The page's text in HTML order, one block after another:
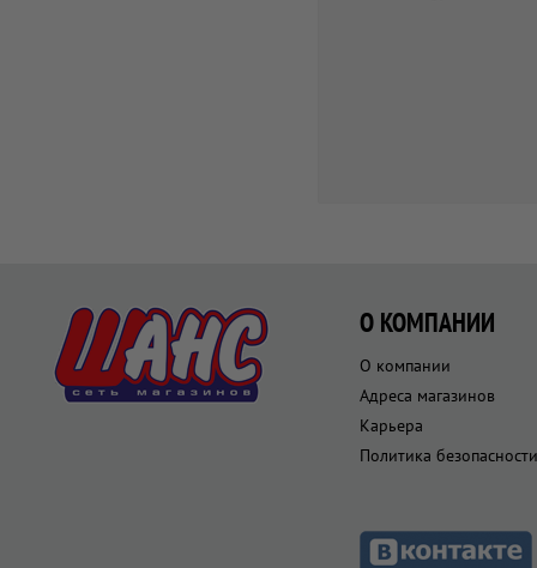
О КОМПАНИИ
О компании
Адреса магазинов
Карьера
Политика безопасности